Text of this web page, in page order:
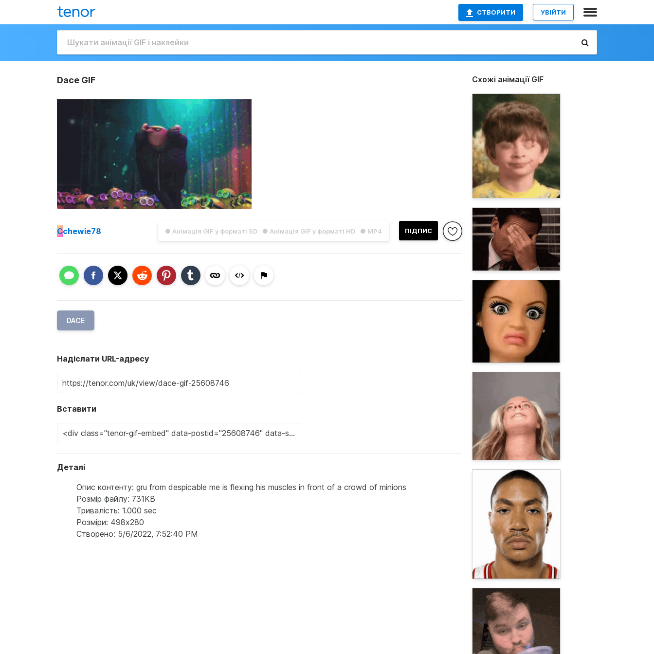
СТВОРИТИ УВІЙТИ
Dace GIF
● Анімація GIF у форматі SD ● Анімація GIF у форматі HD ● MP4 ПІДПИС
Cchewie78
DACE
Надіслати URL-адресу
Вставити
Деталі
Опис контенту: gru from despicable me is flexing his muscles in front of a crowd of minions
Розмір файлу: 731KB
Тривалість: 1.000 sec
Розміри: 498x280
Створено: 5/6/2022, 7:52:40 PM
Схожі анімації GIF